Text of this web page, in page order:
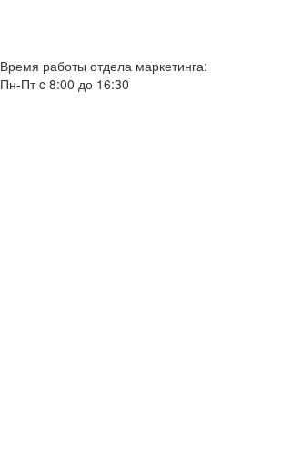
Время работы отдела маркетинга:
Пн-Пт c 8:00 до 16:30